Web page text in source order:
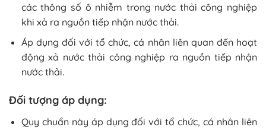
các thông số ô nhiễm trong nước thải công nghiệp
khi xả ra nguồn tiếp nhận nước thải.
Áp dụng đối với tổ chức, cá nhân liên quan đến hoạt
động xả nước thải công nghiệp ra nguồn tiếp nhận
nước thải.
Đối tượng áp dụng:
Quy chuẩn này áp dụng đối với tổ chức, cá nhân liên